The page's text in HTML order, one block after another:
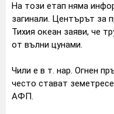
На този етап няма
загинали. Центърът за
Тихия океан заяви, че
от вълни цунами.
Чили е в т. нар. Огнен
често стават
АФП.